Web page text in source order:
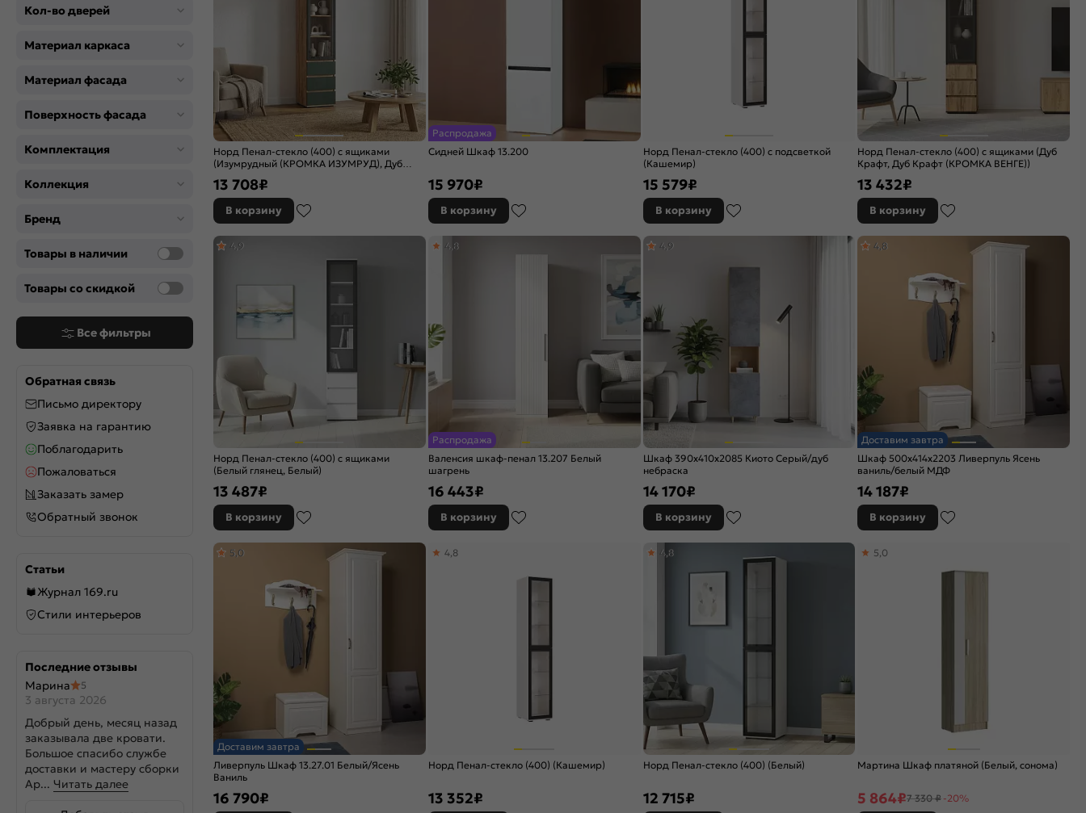
Кол-во дверей
Материал каркаса
Материал фасада
Поверхность фасада
Комплектация
Коллекция
Бренд
Товары в наличии
Товары со скидкой
Все фильтры
Обратная связь
Письмо директору
Заявка на гарантию
Поблагодарить
Пожаловаться
Заказать замер
Обратный звонок
Статьи
Журнал 169.ru
Стили интерьеров
Последние отзывы
Марина
5
3 августа 2026
Добрый день, месяц назад
заказывала две кровати.
Большое спасибо службе
доставки и мастеру сборки
Ар... Читать далее
Норд Пенал-стекло (400) с ящиками
(Изумрудный (КРОМКА ИЗУМРУД), Дуб
13 708₽
В корзину
Распродажа
Сидней Шкаф 13.200
15 970₽
В корзину
Норд Пенал-стекло (400) с подсветкой
(Кашемир)
15 579₽
В корзину
Норд Пенал-стекло (400) с ящиками (Дуб
Крафт, Дуб Крафт (КРОМКА ВЕНГЕ))
13 432₽
В корзину
Норд Пенал-стекло (400) с ящиками
(Белый глянец, Белый)
4,9
13 487₽
В корзину
Распродажа
Валенсия шкаф-пенал 13.207 Белый
шагрень
4,8
16 443₽
В корзину
Шкаф 390x410x2085 Киото Серый/дуб
небраска
4,9
14 170₽
В корзину
Доставим завтра
Шкаф 500x414x2203 Ливерпуль Ясень
ваниль/белый МДФ
4,8
14 187₽
В корзину
Доставим завтра
Ливерпуль Шкаф 13.27.01 Белый/Ясень
Ваниль
5,0
16 790₽
Норд Пенал-стекло (400) (Кашемир)
4,8
13 352₽
Норд Пенал-стекло (400) (Белый)
4,8
12 715₽
Мартина Шкаф платяной (Белый, сонома)
5,0
5 864₽7 330 ₽ -20%